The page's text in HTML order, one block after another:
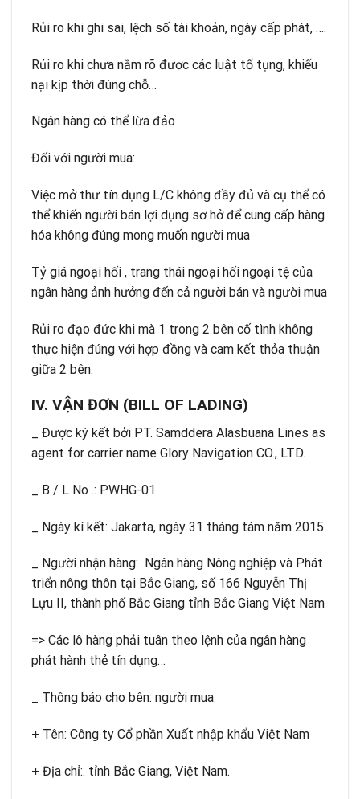
Rủi ro khi ghi sai, lệch số tài khoản, ngày cấp phát, ….
Rủi ro khi chưa nắm rõ đươc các luật tố tụng, khiếu
nại kịp thời đúng chỗ…
Ngân hàng có thể lừa đảo
Đối với người mua:
Việc mở thư tín dụng L/C không đầy đủ và cụ thể có
thể khiến người bán lợi dụng sơ hở để cung cấp hàng
hóa không đúng mong muốn người mua
Tỷ giá ngoại hối , trang thái ngoại hối ngoại tệ của
ngân hàng ảnh hưởng đến cả người bán và người mua
Rủi ro đạo đức khi mà 1 trong 2 bên cố tình không
thực hiện đúng với hợp đồng và cam kết thỏa thuận
giữa 2 bên.
IV. VẬN ĐƠN (BILL OF LADING)
_ Được ký kết bởi PT. Samddera Alasbuana Lines as
agent for carrier name Glory Navigation CO., LTD.
_ B / L No .: PWHG-01
_ Ngày kí kết: Jakarta, ngày 31 tháng tám năm 2015
_ Người nhận hàng: Ngân hàng Nông nghiệp và Phát
triển nông thôn tại Bắc Giang, số 166 Nguyễn Thị
Lựu II, thành phố Bắc Giang tỉnh Bắc Giang Việt Nam
=> Các lô hàng phải tuân theo lệnh của ngân hàng
phát hành thẻ tín dụng…
_ Thông báo cho bên: người mua
+ Tên: Công ty Cổ phần Xuất nhập khẩu Việt Nam
+ Địa chỉ:. tỉnh Bắc Giang, Việt Nam.